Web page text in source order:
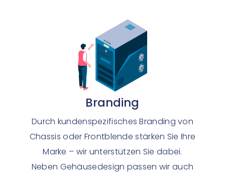
Branding
Durch kundenspezifisches Branding von
Chassis oder Frontblende stärken Sie Ihre
Marke – wir unterstützen Sie dabei.
Neben Gehäusedesign passen wir auch